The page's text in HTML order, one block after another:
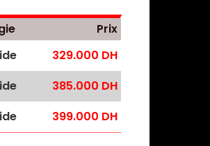
Prix
329.000 DH
385.000 DH
399.000 DH